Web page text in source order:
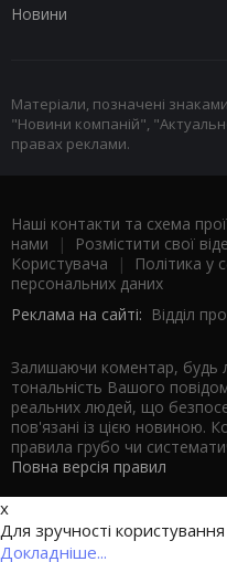
Новини
Матеріали, позначені
"Новини компаній",
правах реклами.
Наші контакти та схема
нами | Розмістити свої
Користувача |
Політика у
персональних даних
Реклама на сайті: Відділ
Залишаючи коментар, будь
тональність Вашого
реальних людей, що
пов'язані із цією новиною.
правила грубо чи
Повна версія правил
x
Для зручності
Докладніше...